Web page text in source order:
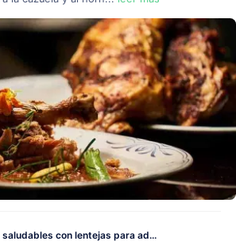
saludables con lentejas para ad...